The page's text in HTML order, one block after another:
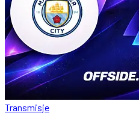
Transmisje